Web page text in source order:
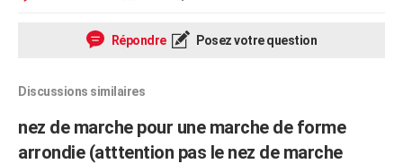
Répondre Posez votre question
Discussions similaires
nez de marche pour une marche de forme
arrondie (atttention pas le nez de marche